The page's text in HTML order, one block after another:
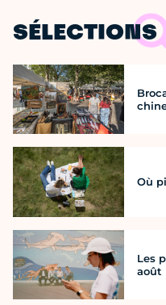
SÉLECTIONS
Où
Les
août